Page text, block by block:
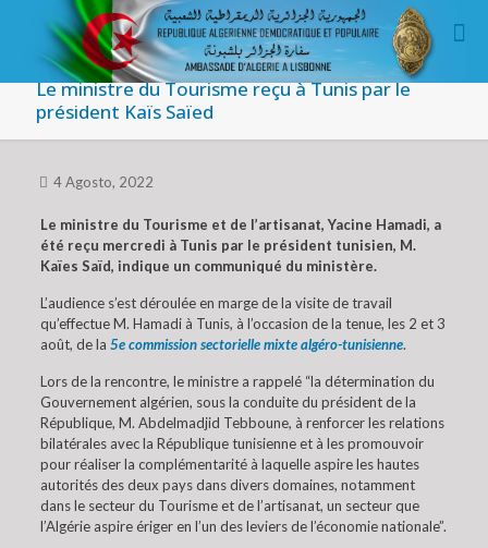
Le ministre du Tourisme reçu à Tunis par le
président Kaïs Saïed
4 Agosto, 2022
Le ministre du Tourisme et de l’artisanat, Yacine Hamadi, a
été reçu mercredi à Tunis par le président tunisien, M.
Kaïes Saïd, indique un communiqué du ministère.
L’audience s’est déroulée en marge de la visite de travail
qu’effectue M. Hamadi à Tunis, à l’occasion de la tenue, les 2 et 3
août, de la 5e commission sectorielle mixte algéro-tunisienne.
Lors de la rencontre, le ministre a rappelé “la détermination du
Gouvernement algérien, sous la conduite du président de la
République, M. Abdelmadjid Tebboune, à renforcer les relations
bilatérales avec la République tunisienne et à les promouvoir
pour réaliser la complémentarité à laquelle aspire les hautes
autorités des deux pays dans divers domaines, notamment
dans le secteur du Tourisme et de l’artisanat, un secteur que
l’Algérie aspire ériger en l’un des leviers de l’économie nationale”.